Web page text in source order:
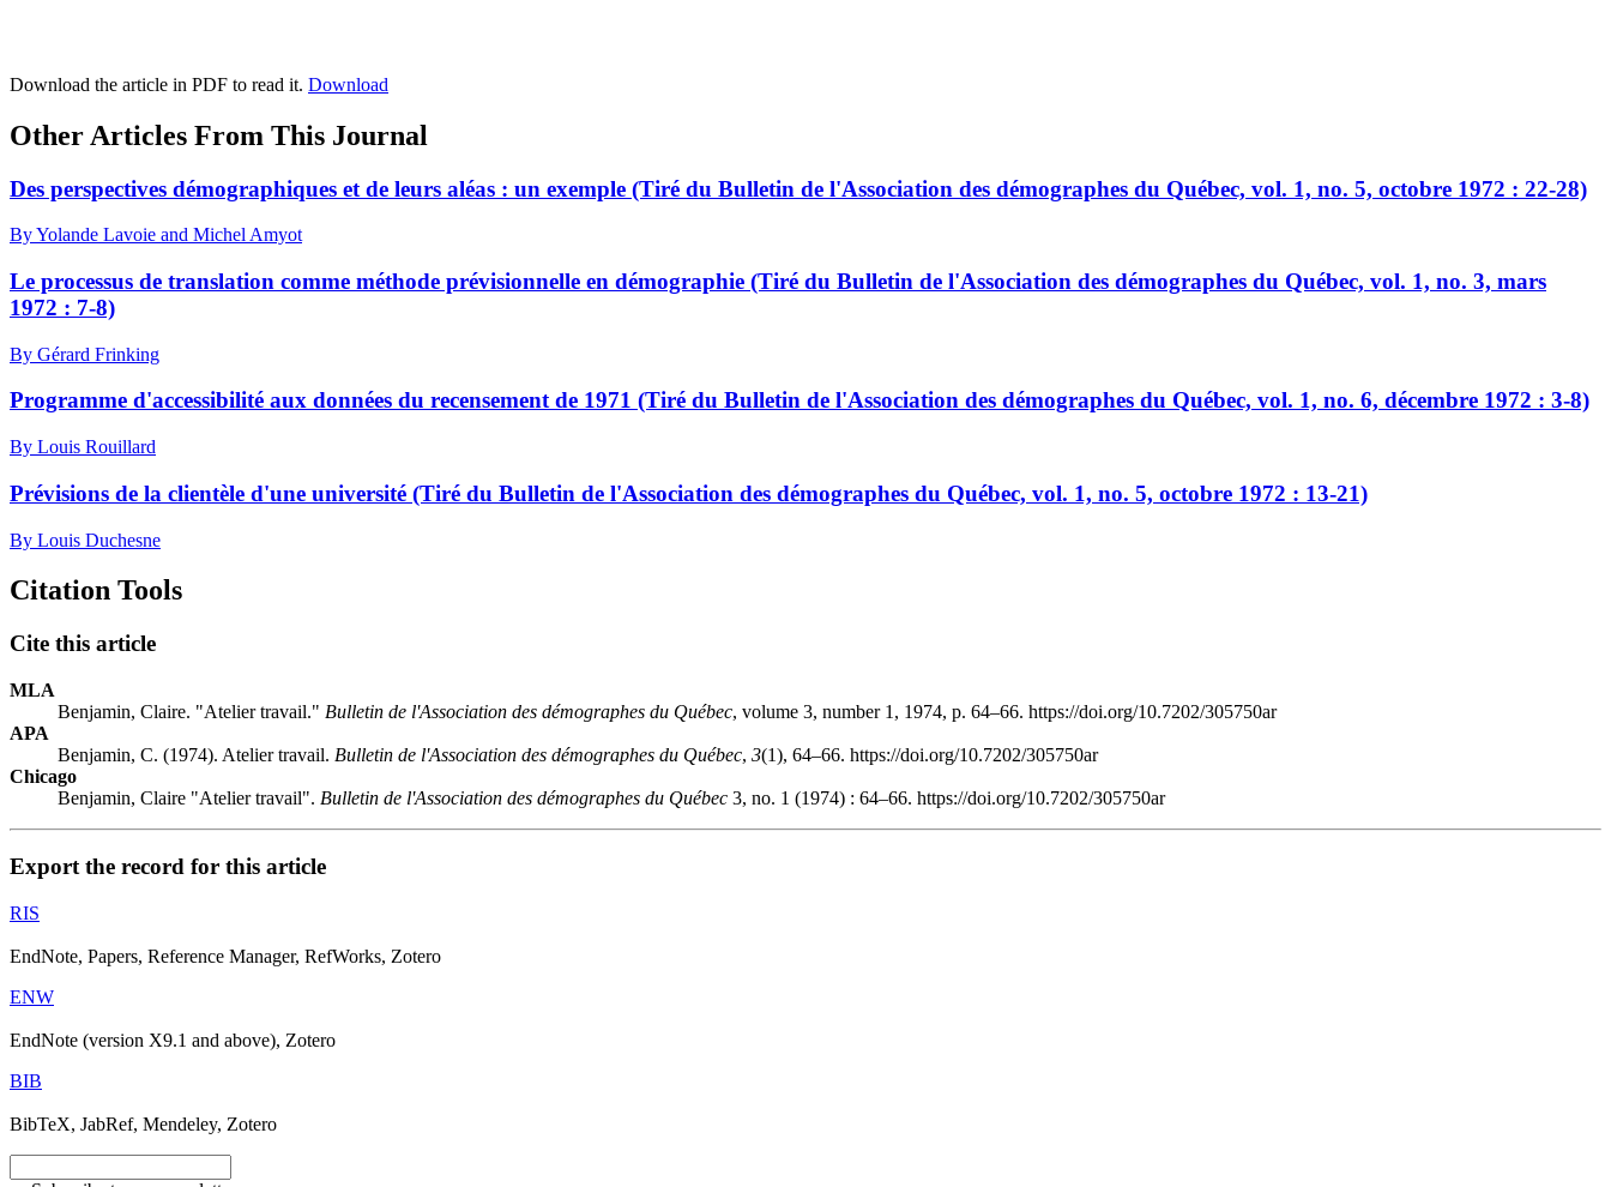
Download the article in PDF to read it. Download
Other Articles From This Journal
Des perspectives démographiques et de leurs aléas : un exemple (Tiré du Bulletin de l'Association des démographes du Québec, vol. 1, no. 5, octobre 1972 : 22-28)
By Yolande Lavoie and Michel Amyot
Le processus de translation comme méthode prévisionnelle en démographie (Tiré du Bulletin de l'Association des démographes du Québec, vol. 1, no. 3, mars
1972 : 7-8)
By Gérard Frinking
Programme d'accessibilité aux données du recensement de 1971 (Tiré du Bulletin de l'Association des démographes du Québec, vol. 1, no. 6, décembre 1972 : 3-8)
By Louis Rouillard
Prévisions de la clientèle d'une université (Tiré du Bulletin de l'Association des démographes du Québec, vol. 1, no. 5, octobre 1972 : 13-21)
By Louis Duchesne
Citation Tools
Cite this article
MLA
Benjamin, Claire. "Atelier travail." Bulletin de l'Association des démographes du Québec, volume 3, number 1, 1974, p. 64–66. https://doi.org/10.7202/305750ar
APA
Benjamin, C. (1974). Atelier travail. Bulletin de l'Association des démographes du Québec, 3(1), 64–66. https://doi.org/10.7202/305750ar
Chicago
Benjamin, Claire "Atelier travail". Bulletin de l'Association des démographes du Québec 3, no. 1 (1974) : 64–66. https://doi.org/10.7202/305750ar
Export the record for this article
RIS
EndNote, Papers, Reference Manager, RefWorks, Zotero
ENW
EndNote (version X9.1 and above), Zotero
BIB
BibTeX, JabRef, Mendeley, Zotero